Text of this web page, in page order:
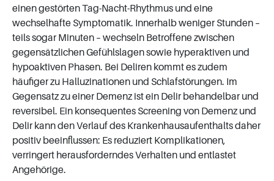
einen gestörten Tag-Nacht-Rhythmus und eine
wechselhafte Symptomatik. Innerhalb weniger Stunden –
teils sogar Minuten – wechseln Betroffene zwischen
gegensätzlichen Gefühlslagen sowie hyperaktiven und
hypoaktiven Phasen. Bei Deliren kommt es zudem
häufiger zu Halluzinationen und Schlafstörungen. Im
Gegensatz zu einer Demenz ist ein Delir behandelbar und
reversibel. Ein konsequentes Screening von Demenz und
Delir kann den Verlauf des Krankenhausaufenthalts daher
positiv beeinflussen: Es reduziert Komplikationen,
verringert herausforderndes Verhalten und entlastet
Angehörige.